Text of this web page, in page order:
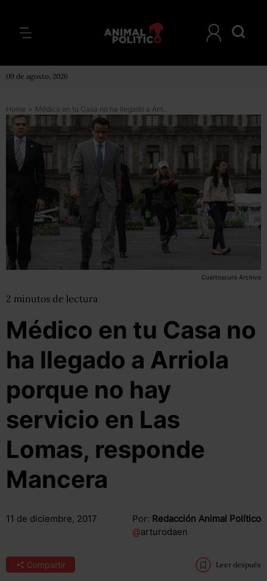
09 de agosto, 2026
Home > Médico en tu Casa no ha llegado a Arriola porque no hay servicio en Las Lomas, responde Mancera
Cuartoscuro Archivo
2 minutos de lectura
Médico en tu Casa no
ha llegado a Arriola
porque no hay
servicio en Las
Lomas, responde
Mancera
11 de diciembre, 2017 Por: Redacción Animal Político
@arturodaen
Compartir Leer después